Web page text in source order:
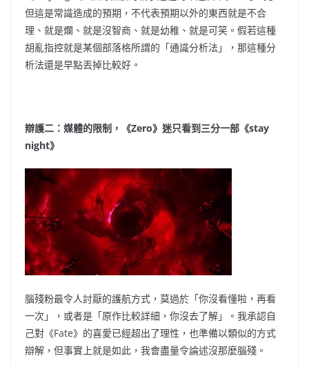
但這是常識造成的預期，不代表預期以外的東西就是不合
理、就是爛、就是沒智商、就是幼稚、就是可笑。假若這種
胡亂指控就是某個部落格所謂的「通識分析法」，那這種分
析法還是早點丟掉比較好。
辯護二：媒體的限制，《Zero》迷只看到三分一部《stay
night》
腦殘粉最令人討厭的護航方式，莫過於「你沒看懂啦，再看
一次」，或者是「原作比較詳細，你沒去了解」。我承認自
己對《Fate》的喜愛已經超出了理性，也準備以類似的方式
辯解，但事實上就是如此，我會盡量令論述沒那麼腦殘。